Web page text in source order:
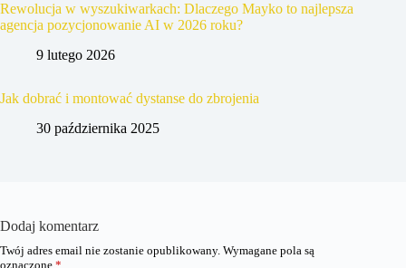
Rewolucja w wyszukiwarkach: Dlaczego Mayko to najlepsza
agencja pozycjonowanie AI w 2026 roku?
9 lutego 2026
Jak dobrać i montować dystanse do zbrojenia
30 października 2025
Dodaj komentarz
Twój adres email nie zostanie opublikowany. Wymagane pola są
oznaczone *